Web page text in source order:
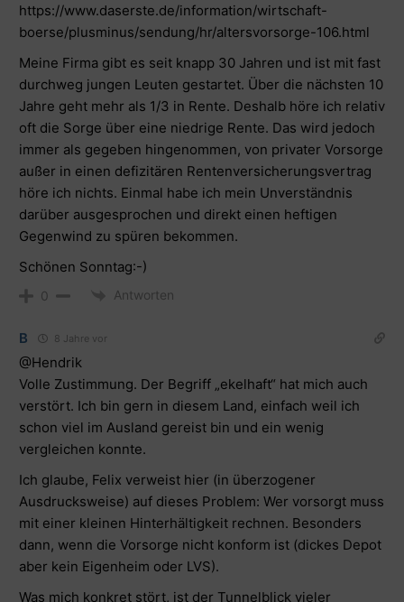
https://www.daserste.de/information/wirtschaft-
boerse/plusminus/sendung/hr/altersvorsorge-106.html
Meine Firma gibt es seit knapp 30 Jahren und ist mit fast
durchweg jungen Leuten gestartet. Über die nächsten 10
Jahre geht mehr als 1/3 in Rente. Deshalb höre ich relativ
oft die Sorge über eine niedrige Rente. Das wird jedoch
immer als gegeben hingenommen, von privater Vorsorge
außer in einen defizitären Rentenversicherungsvertrag
höre ich nichts. Einmal habe ich mein Unverständnis
darüber ausgesprochen und direkt einen heftigen
Gegenwind zu spüren bekommen.
Schönen Sonntag:-)
0 Antworten
B 8 Jahre vor
@Hendrik
Volle Zustimmung. Der Begriff „ekelhaft“ hat mich auch
verstört. Ich bin gern in diesem Land, einfach weil ich
schon viel im Ausland gereist bin und ein wenig
vergleichen konnte.
Ich glaube, Felix verweist hier (in überzogener
Ausdrucksweise) auf dieses Problem: Wer vorsorgt muss
mit einer kleinen Hinterhältigkeit rechnen. Besonders
dann, wenn die Vorsorge nicht konform ist (dickes Depot
aber kein Eigenheim oder LVS).
Was mich konkret stört, ist der Tunnelblick vieler